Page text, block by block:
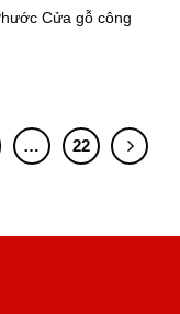
Cửa gỗ công
… 22